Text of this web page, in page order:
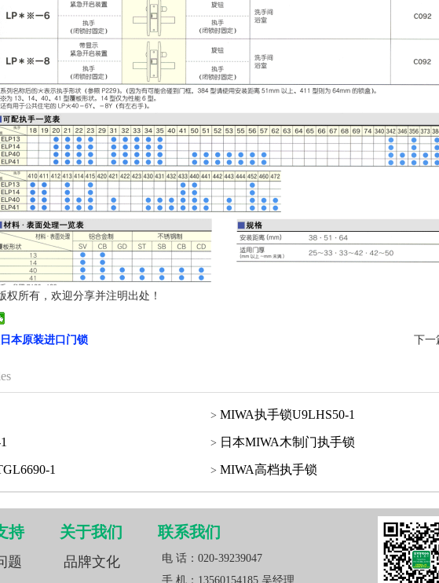
权所有，欢迎分享并注明出处！
本原装进口门锁 下一
MIWA执手锁U9LHS50-1
日本MIWA木制门执手锁
1 MIWA高档执手锁
持
题
关于我们
品牌文化
联系我们
电 话：020-39239047
手 机：13560154185 吴经理